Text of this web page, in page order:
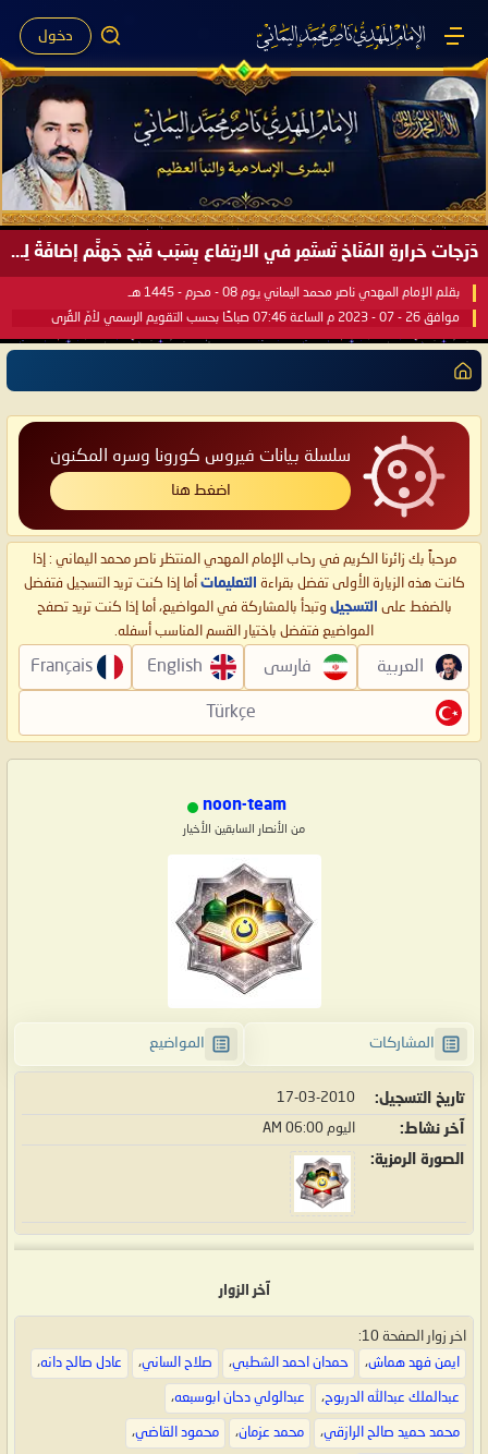
دخول
دَرَجات حَرارةِ المُنَاخ تَستَمِر في الارتِفاع بِسَبَب فَيْح جَهنَّم إضافَةً لِحرارةِ الشَّمس في مُحكَم القُرآن العَظيم ..
بقلم الإمام المهدي ناصر محمد اليماني يوم 08 - محرم - 1445 هـ
موافق 26 - 07 - 2023 م الساعة 07:46 صباحًا بحسب التقويم الرسمي لأمّ القُرى
سلسلة بيانات فيروس كورونا وسره المكنون
اضغط هنا
مرحباً بك زائرنا الكريم في رحاب الإمام المهدي المنتظر ناصر محمد اليماني : إذا
كانت هذه الزيارة الأولى تفضل بقراءة التعليمات أما إذا كنت تريد التسجيل فتفضل
بالضغط على التسجيل وتبدأ بالمشاركة في المواضيع، أما إذا كنت تريد تصفح
المواضيع فتفضل باختيار القسم المناسب أسفله.
العربية فارسی English
Français
Türkçe
noon-team
من الأنصار السابقين الأخيار
المشاركات المواضيع
تاريخ التسجيل 17-03-2010
آخر نشاط اليوم 06:00 AM
الصورة الرمزية
آخر الزوار
اخر زوار الصفحة 10:
ايمن فهد هماش، حمدان احمد الشطبي، صلاح الساني، عادل صالح دانه،
عبدالملك عبدالله الدربوح، عبدالولي دحان ابوسبعه،
محمد حميد صالح الرازقي، محمد عزمان، محمود القاضي،